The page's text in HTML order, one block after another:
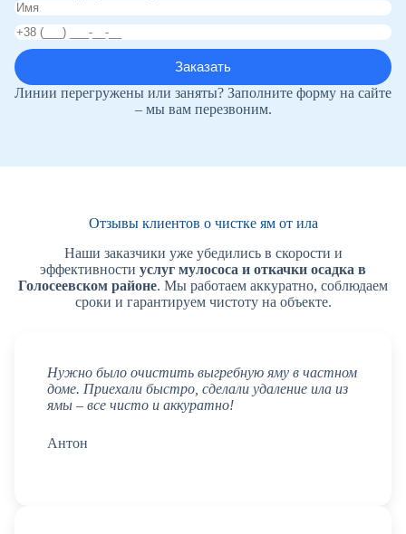
Линии перегружены или заняты? Заполните форму на сайте
– мы вам перезвоним.
Отзывы клиентов о чистке ям от ила
Наши заказчики уже убедились в скорости и
эффективности услуг мулососа и откачки осадка в
Голосеевском районе. Мы работаем аккуратно, соблюдаем
сроки и гарантируем чистоту на объекте.
Нужно было очистить выгребную яму в частном
доме. Приехали быстро, сделали удаление ила из
ямы – все чисто и аккуратно!
Антон